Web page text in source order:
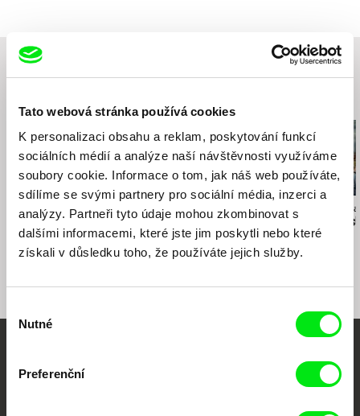
Tato webová stránka používá cookies
K personalizaci obsahu a reklam, poskytování funkcí
sociálních médií a analýze naší návštěvnosti využíváme
soubory cookie. Informace o tom, jak náš web používáte,
sdílíme se svými partnery pro sociální média, inzerci a
analýzy. Partneři tyto údaje mohou zkombinovat s
dalšími informacemi, které jste jim poskytli nebo které
získali v důsledku toho, že používáte jejich služby.
souhlasu
Nutné
Preferenční
Související filmy (20)
Peter Kerekes
Jak se vaří dějiny
Jan Němec
Holka Ferrari Dino
Stanislaw Mucha
Kolyma,